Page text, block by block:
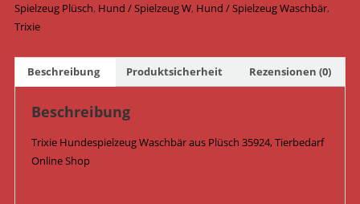
Spielzeug Plüsch, Hund / Spielzeug W, Hund / Spielzeug Waschbär,
Trixie
Beschreibung Produktsicherheit Rezensionen (0)
Beschreibung
Trixie Hundespielzeug Waschbär aus Plüsch 35924, Tierbedarf
Online Shop